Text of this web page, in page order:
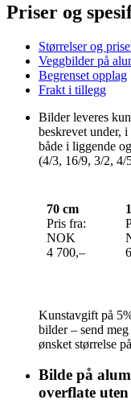
Priser og
Størrelser og
Veggbilder på
Begrenset opplag
Frakt i tillegg
Bilder leveres
beskrevet under,
både i liggende
(4/3, 16/9, 3/2, 4/
70 cm
Pris fra:
NOK
4 700,–
Kunstavgift på
bilder – send
ønsket størrelse
Bilde på
overflate